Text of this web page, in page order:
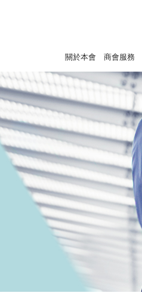
關於本會 商會服務